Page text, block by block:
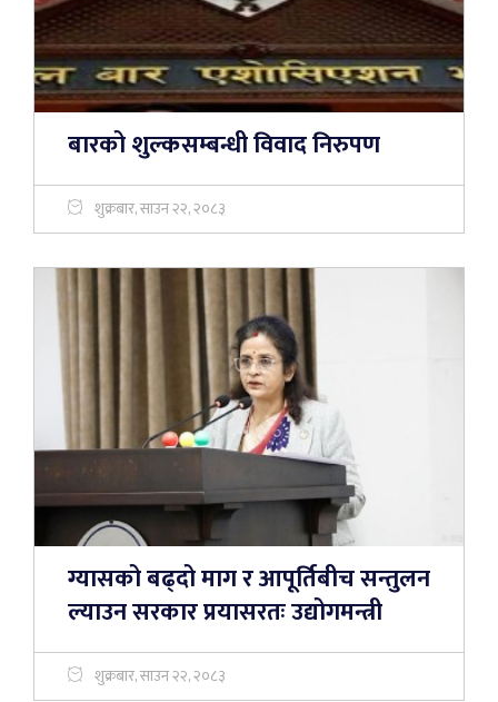
बारको शुल्कसम्बन्धी विवाद निरुपण
शुक्रबार, साउन २२, २०८३
ग्यासको बढ्दो माग र आपूर्तिबीच सन्तुलन
ल्याउन सरकार प्रयासरतः उद्योगमन्त्री
शुक्रबार, साउन २२, २०८३